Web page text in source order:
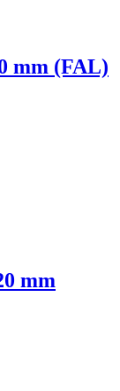
mm (FAL)
mm